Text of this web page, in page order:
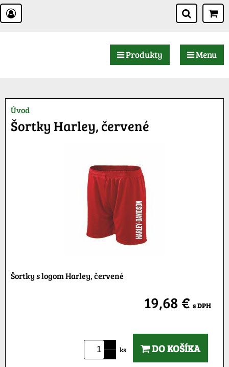
Produkty Menu
Úvod
Šortky Harley, červené
Šortky s logom Harley, červené
19,68 € s DPH
ks DO KOŠÍKA